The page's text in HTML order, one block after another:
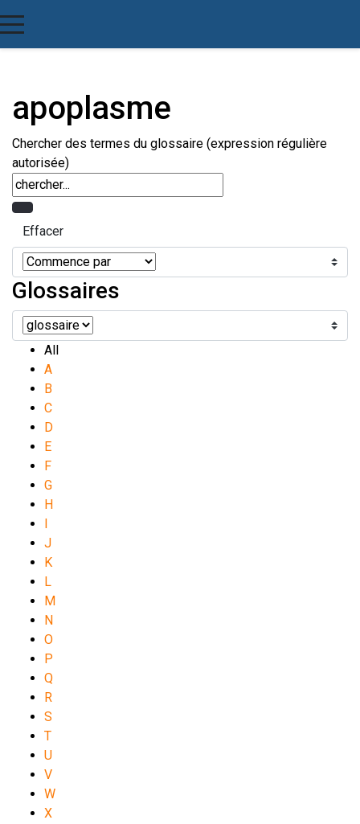
apoplasme
Chercher des termes du glossaire (expression régulière
autorisée)
Glossaires
All
A
B
C
D
E
F
G
H
I
J
K
L
M
N
O
P
Q
R
S
T
U
V
W
X